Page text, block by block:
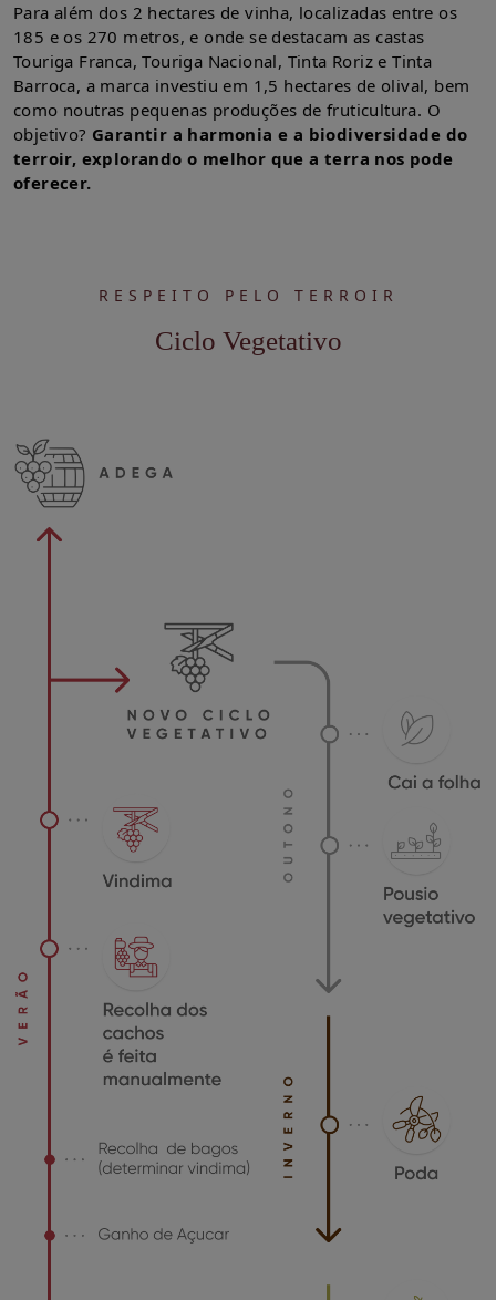
Para além dos 2 hectares de vinha, localizadas entre os
185 e os 270 metros, e onde se destacam as castas
Touriga Franca, Touriga Nacional, Tinta Roriz e Tinta
Barroca, a marca investiu em 1,5 hectares de olival, bem
como noutras pequenas produções de fruticultura. O
objetivo? Garantir a harmonia e a biodiversidade do
terroir, explorando o melhor que a terra nos pode
oferecer.
RESPEITO PELO TERROIR
Ciclo Vegetativo